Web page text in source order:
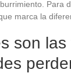
Para
marca la
son